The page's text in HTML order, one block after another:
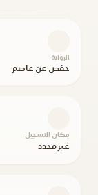
الرواية
حفص عن عاصم
مكان التسجيل
غير محدد